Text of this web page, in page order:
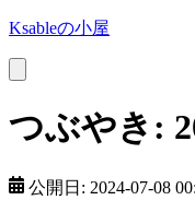
Ksableの小屋
つぶやき:
公開日: 2024-07-08